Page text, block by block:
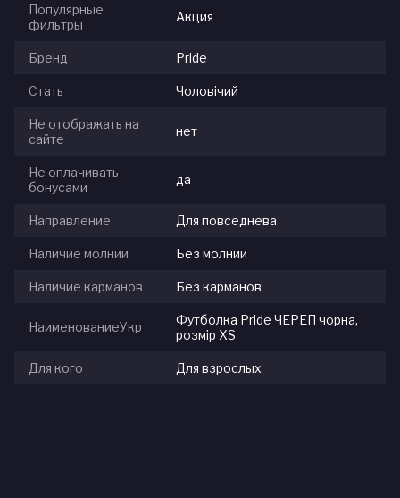
Популярные
фильтры
Акция
Бренд Pride
Стать Чоловічий
Не отображать на
сайте
нет
Не оплачивать
бонусами
да
Направление Для повседнева
Наличие молнии Без молнии
Наличие карманов Без карманов
НаименованиеУкр
Футболка Pride ЧЕРЕП чорна,
розмір XS
Для кого Для взрослых